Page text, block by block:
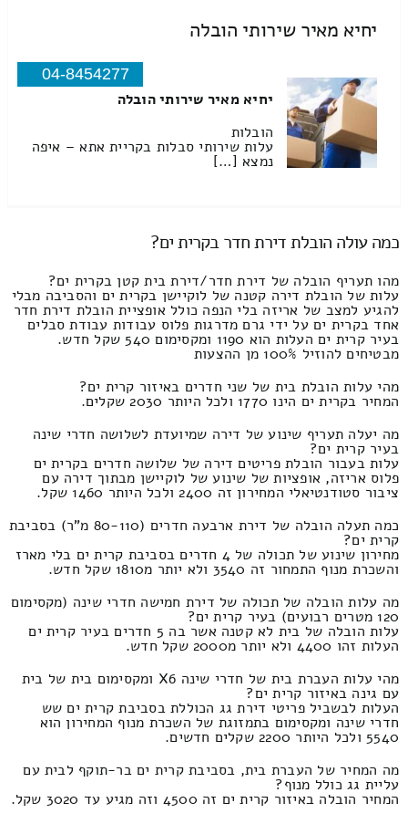
יחיא מאיר שירותי הובלה
04-8454277
יחיא מאיר שירותי הובלה
הובלות
עלות שירותי סבלות בקריית אתא – איפה
נמצא […]
כמה עולה הובלת דירת חדר בקרית ים?
מהו תעריף הובלה של דירת חדר/דירת בית קטן בקרית ים?
עלות של הובלת דירה קטנה של לוקיישן בקרית ים והסביבה מבלי
להגיע למצב של אריזה בלי הנפה כולל אופציית הובלת דירת חדר
אחד בקרית ים על ידי גרם מדרגות פלוס עבודות עבודת סבלים
בעיר קרית ים העלות הוא 1190 ומקסימום 540 שקל חדש.
מבטיחים להוזיל 100% מן ההצעות
מהי עלות הובלת בית של שני חדרים באיזור קרית ים?
המחיר בקרית ים הינו 1770 ולכל היותר 2030 שקלים.
מה יעלה תעריף שינוע של דירה שמיועדת לשלושה חדרי שינה
בעיר קרית ים?
עלות בעבור הובלת פריטים דירה של שלושה חדרים בקרית ים
פלוס אריזה, אופציות של שינוע של לוקיישן מבתוך דירה עם
ציבור סטודנטיאלי המחירון זה 2400 ולכל היותר 1460 שקל.
כמה תעלה הובלה של דירת ארבעה חדרים (80-110 מ"ר) בסביבת
קרית ים?
מחירון שינוע של תכולה של 4 חדרים בסביבת קרית ים בלי מארז
והשכרת מנוף התמחור זה 3540 ולא יותר מ1810 שקל חדש.
מה עלות הובלה של תכולה של דירת חמישה חדרי שינה (מקסימום
120 מטרים רבועים) בעיר קרית ים?
עלות הובלה של בית לא קטנה אשר בה 5 חדרים בעיר קרית ים
העלות זהו 4400 ולא יותר מ2000 שקל חדש.
מהי עלות העברת בית של חדרי שינה X6 ומקסימום בית של בית
עם גינה באיזור קרית ים?
העלות לבשביל פריטי דירת גג הכוללת בסביבת קרית ים שש
חדרי שינה ומקסימום בתמזוגת של השכרת מנוף המחירון הוא
5540 ולכל היותר 2200 שקלים חדשים.
מה המחיר של העברת בית, בסביבת קרית ים בר-תוקף לבית עם
עליית גג כולל מנוף?
המחיר הובלה באיזור קרית ים זה 4500 וזה מגיע עד 3020 שקל.